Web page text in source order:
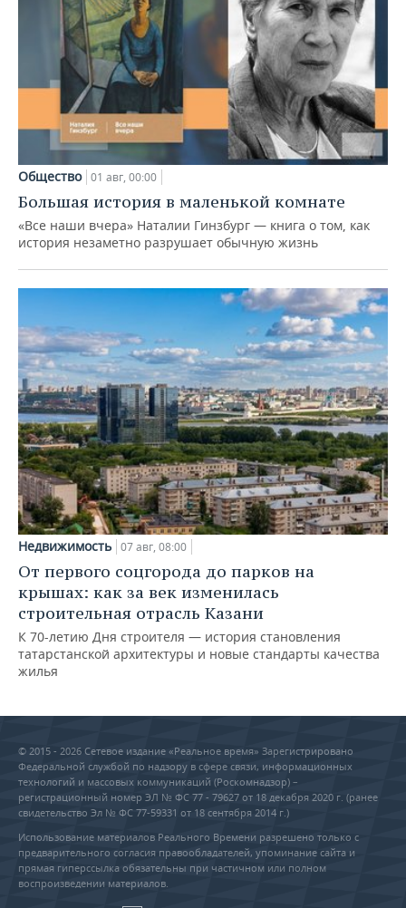
Общество 01 авг, 00:00
Большая история в маленькой комнате
«Все наши вчера» Наталии Гинзбург — книга о том, как
история незаметно разрушает обычную жизнь
Недвижимость 07 авг, 08:00
От первого соцгорода до парков на
крышах: как за век изменилась
строительная отрасль Казани
К 70-летию Дня строителя — история становления
татарстанской архитектуры и новые стандарты качества
жилья
© 2015 - 2026 Сетевое издание «Реальное время» Зарегистрировано
Федеральной службой по надзору в сфере связи, информационных
технологий и массовых коммуникаций (Роскомнадзор) –
регистрационный номер ЭЛ № ФС 77 - 79627 от 18 декабря 2020 г. (ранее
свидетельство Эл № ФС 77-59331 от 18 сентября 2014 г.)
Использование материалов Реального Времени разрешено только с
предварительного согласия правообладателей, упоминание сайта и
прямая гиперссылка обязательны при частичном или полном
воспроизведении материалов.